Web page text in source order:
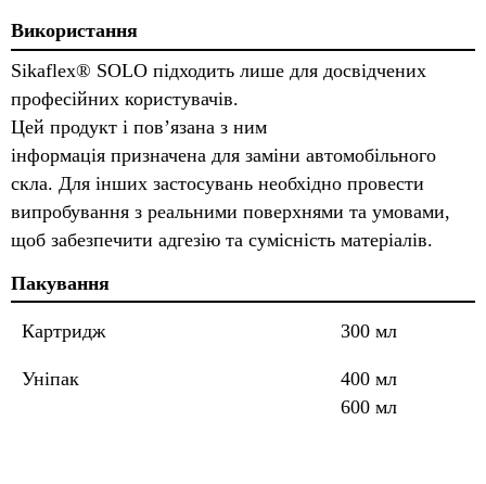
Використання
Sikaflex® SOLO підходить лише для досвідчених
професійних користувачів.
Цей продукт і пов’язана з ним
інформація призначена для заміни автомобільного
скла. Для інших застосувань необхідно провести
випробування з реальними поверхнями та умовами,
щоб забезпечити адгезію та сумісність матеріалів.
Пакування
Картридж 300 мл
Уніпак
400 мл
600 мл